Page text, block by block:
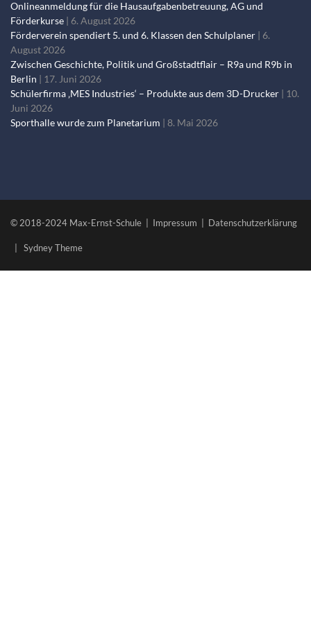
Onlineanmeldung für die Hausaufgabenbetreuung, AG und
Förderkurse
6. August 2026
Förderverein spendiert 5. und 6. Klassen den Schulplaner
6.
August 2026
Zwischen Geschichte, Politik und Großstadtflair – R9a und R9b in
Berlin
17. Juni 2026
Schülerfirma ‚MES Industries‘ – Produkte aus dem 3D-Drucker
10.
Juni 2026
Sporthalle wurde zum Planetarium
8. Mai 2026
© 2018-2024 Max-Ernst-Schule | Impressum Datenschutzerklärung
Sydney Theme